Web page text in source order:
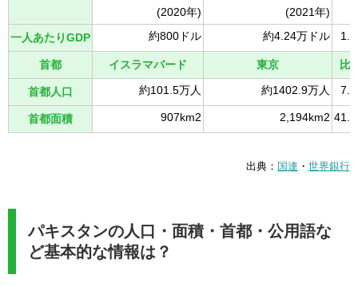
(2020年)
(2021年)
一人あたりGDP 約800ドル 約4.24万ドル
首都 イスラマバード 東京 比
首都人口 約101.5万人 約1402.9万人
首都面積 907km2 2,194km2
出典： 国連 ・ 世界銀行
パキスタンの人口・面積・首都・公用語な
ど基本的な情報は？